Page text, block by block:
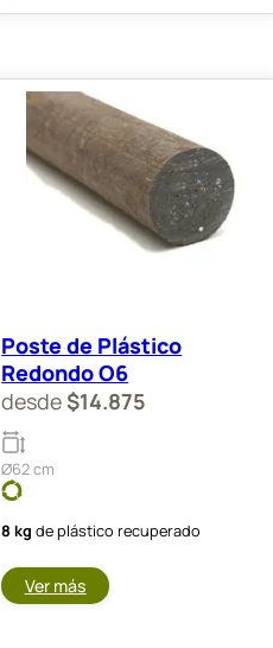
Poste de Plástico
Redondo O6
desde$14.875
Ø62 cm
8 kg de plástico recuperado
Ver más